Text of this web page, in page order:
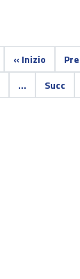
« Inizio
... Succ